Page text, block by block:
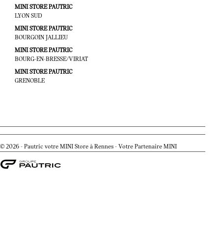
MINI STORE PAUTRIC
LYON SUD
MINI STORE PAUTRIC
BOURGOIN JALLIEU
MINI STORE PAUTRIC
BOURG-EN-BRESSE/VIRIAT
MINI STORE PAUTRIC
GRENOBLE
© 2026 - Pautric votre MINI Store à Rennes - Votre Partenaire MINI